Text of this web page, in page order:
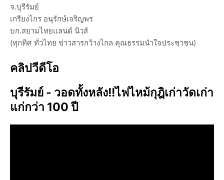
จ.บุรีรัมย์
เกรียงไกร อนุรักษ์เจริญพร
บก.สยามไทยแลนด์ นิวส์
(ทุกทิศ ทั่วไทย ข่าวสารกว้างไกล คุณธรรมนำใจประชาชน)
คลิปวีดีโอ
บุรีรัมย์ - วอดทั้งหลัง!!ไฟไหม้กุฎิเก่าวัดเก่า
แก่กว่า 100 ปี